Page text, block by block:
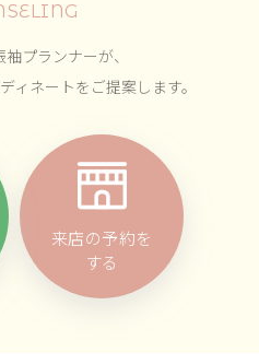
来店の予約を
する
プランナーが、
ィネートをご提案します。